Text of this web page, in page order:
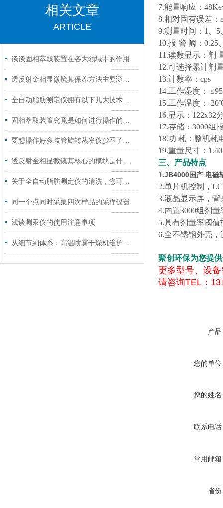
相关文章
ARTICLE
谈谈固相萃取装置在各大领域中的作用
透反射金相显微镜其保养方法主要涵盖以下几个方面
全自动脂肪测定仪拥有以下几大技术特点
固相萃取装置究竟是如何进行操作的呢？
要想操作好多歧管旋转蒸发仪少不了以下步骤！
透反射金相显微镜其核心的模块是什么？
关于全自动脂肪测定仪的清洗，您可知晓？
同一个点同时采集四次样品的采样仪器
浅谈测汞仪的使用注意事项
从细节到体系：高温喷雾干燥机维护保养，这样做让设备多扛几年
7.能量响应：
8.相对固有误差：
9.测量时间：1、5
10.报 警 阈：0.25
11.读数显示：剂
12.可选择累计剂
13.计数率：cps
14.工作湿度：
15.工作温度：-
16.显示：122x32
17.存储：3000组
18.功 耗：整机耗
19.重量尺寸：
三、产品特点
1.JB4000国产 电磁
2.单片机控制，
3.液晶显示屏，
4.内置3000组剂
5.具有剂量率阈
6.全不锈钢外壳，
聚创环保为您提
更多型号、设
请咨询TEL：
产品
您的单位
您的姓名
联系电话
常用邮箱
省份